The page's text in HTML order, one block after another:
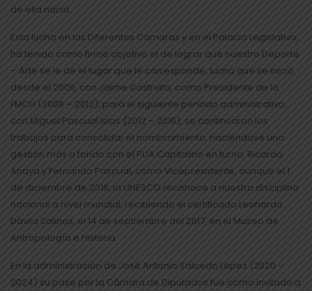
de ella nació.
Esta lucha en las Diferentes Cámaras y en el Palacio Legislativo,
ha tenido como firme objetivo el de lograr que nuestro Deporte
– Arte se le dé el lugar que le corresponde, lucha que se inició
desde el 2009, con Jaime Castruita, como Presidente de la
FMCH (2008 – 2012); para el siguiente periodo administrativo,
con Miguel Pascual Islas (2012 – 2016), se continuaron los
trabajos para consolidar el nombramiento, haciéndose una
gestión más a fondo con el PUA Capitalino en turno, Ricardo
Anaya y Fernando Pascual, como Vicepresidente, aunque el 1
de diciembre de 2016, la UNESCO reconoce a nuestra disciplina
nacional a nivel mundial, recibiendo el certificado Leonardo
Dávila Salinas, el 14 de septiembre del 2017, en el Museo de
Antropología e Historia.
En la administración de José Antonio Salcedo López (2020 –
2024) su pase por la Cámara de Diputados fue como invitado a